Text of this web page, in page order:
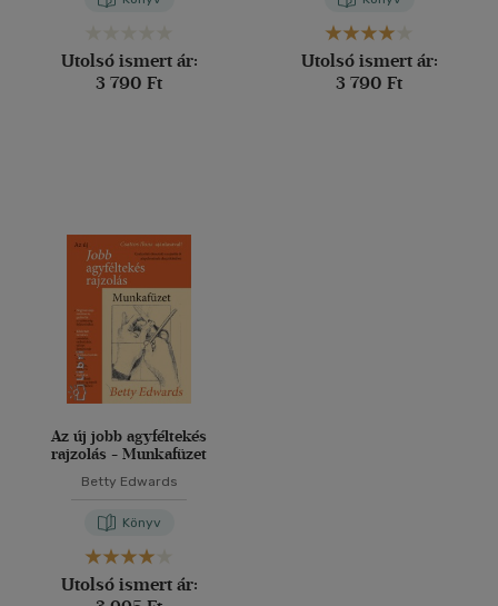
Utolsó ismert ár:
3 790 Ft
Utolsó ismert ár:
3 790 Ft
Az új jobb agyféltekés
rajzolás - Munkafüzet
Betty Edwards
Könyv
Utolsó ismert ár: